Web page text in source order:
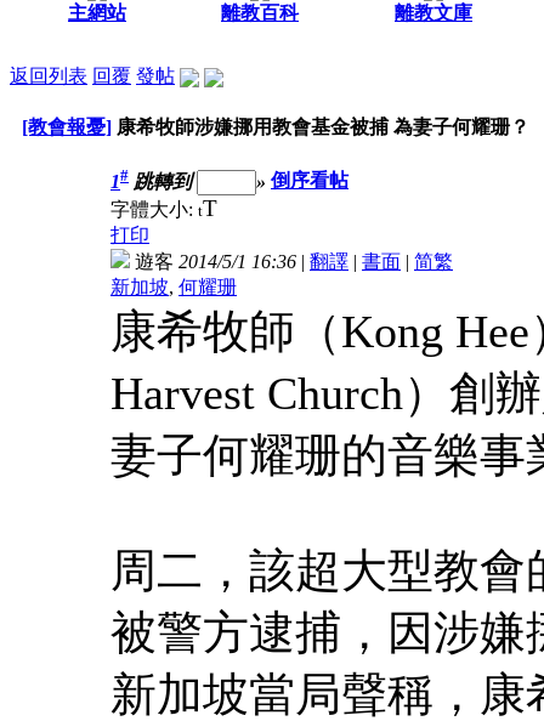
主網站 離教百科 離教文庫
返回列表 回覆 發帖
[教會報憂] 康希牧師涉嫌挪用教會基金被捕 為妻子何耀珊？
1# 跳轉到 » 倒序看帖
字體大小: tT
打印
遊客 2014/5/1 16:36 | 翻譯 | 書面 | 简繁
新加坡, 何耀珊
康希牧師（Kong
Harvest Church）創
妻子何耀珊的音樂事
周二，該超大型教
被警方逮捕，因涉嫌
新加坡當局聲稱，